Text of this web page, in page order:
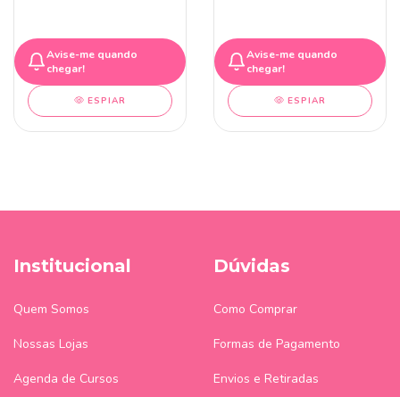
Avise-me quando
chegar!
ESPIAR
Avise-me quando
chegar!
ESPIAR
Institucional
Quem Somos
Nossas Lojas
Agenda de Cursos
Dúvidas
Como Comprar
Formas de Pagamento
Envios e Retiradas